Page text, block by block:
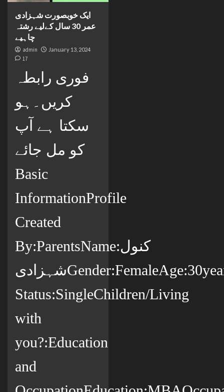
ایک خوبصورت شہزادی
عمر 30 سال کےلیے رشتہ
چاہیے
admin January 13, 2024
17
فوری رابطہ
کریں۔ہو
سکتا ہے آپ
کو مل جائے
Basic
InformationProfile
Created
By:ParentsName:کنول
شہزادیGender:FemaleAge:30yearsCountry:پاکستانState:ملتانCity:MultanCitizenship:پاکستانیMarital
Status:SingleChildren/Living
with
you?:Education
and